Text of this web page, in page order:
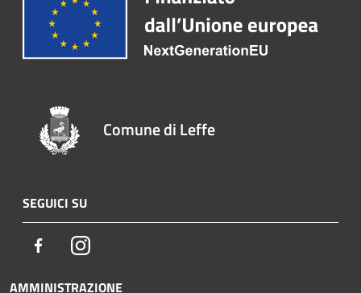
Comune di Leffe
SEGUICI SU
FacebookInstagram
AMMINISTRAZIONE